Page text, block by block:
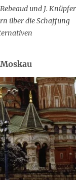
und J. Knüpfer
über die Schaffung